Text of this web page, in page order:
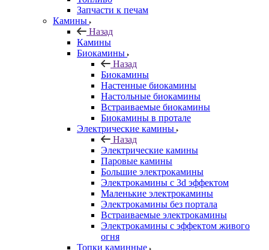
Запчасти к печам
Камины
Назад
Камины
Биокамины
Назад
Биокамины
Настенные биокамины
Настольные биокамины
Встраиваемые биокамины
Биокамины в протале
Электрические камины
Назад
Электрические камины
Паровые камины
Большие электрокамины
Электрокамины с 3d эффектом
Маленькие электрокамины
Электрокамины без портала
Встраиваемые электрокамины
Электрокамины с эффектом живого
огня
Топки каминные